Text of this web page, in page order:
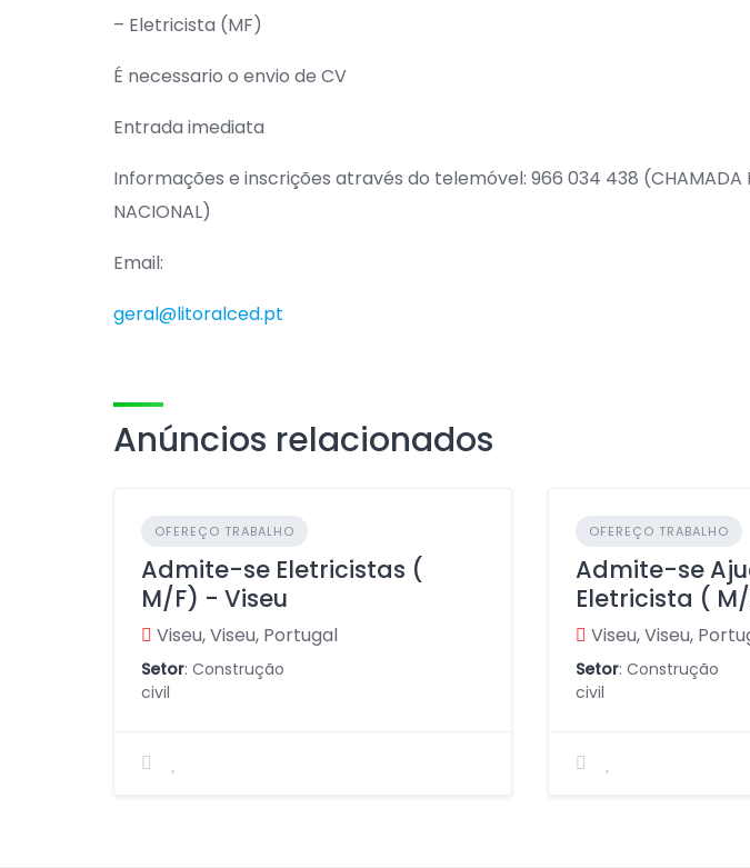
– Eletricista (MF)
É necessario o envio de CV
Entrada imediata
Informações e inscrições através do telemóvel: 966 034 438 (CHAMADA
NACIONAL)
Email:
geral@litoralced.pt
Anúncios relacionados
OFEREÇO TRABALHO
Admite-se Eletricistas (
M/F) - Viseu
Viseu, Viseu, Portugal
Setor: Construção
civil
OFEREÇO TRABALHO
Admite-se
Eletricista (
Viseu, Viseu,
Setor: Construção
civil